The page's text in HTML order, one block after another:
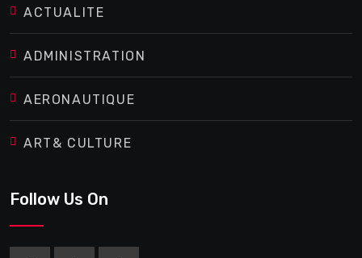
ACTUALITE
ADMINISTRATION
AERONAUTIQUE
ART& CULTURE
Follow Us On